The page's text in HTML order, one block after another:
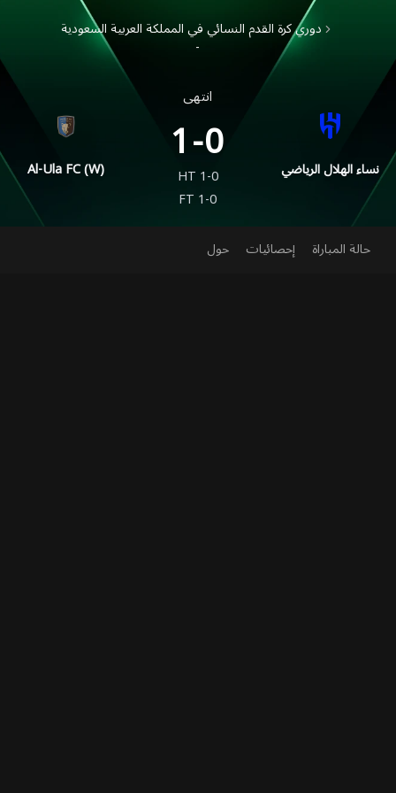
Al-Ula FC (W)
دوري كرة القدم النسائي في المملكة العربية السعودية
-
انتهى
1-0
HT1-0
FT1-0
نساء الهلال الرياضي
حالة المباراة إحصائيات حول